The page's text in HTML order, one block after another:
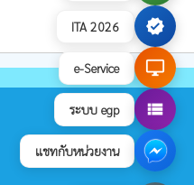
ITA 2026 verified
e-Service desktop_windows
ระบบ egp view_list
แชทกับหน่วยงาน